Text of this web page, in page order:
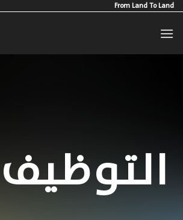
Skip
content
From Land To Land
التوظيف